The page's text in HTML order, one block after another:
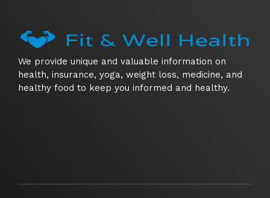
We provide unique and valuable information on
health, insurance, yoga, weight loss, medicine, and
healthy food to keep you informed and healthy.